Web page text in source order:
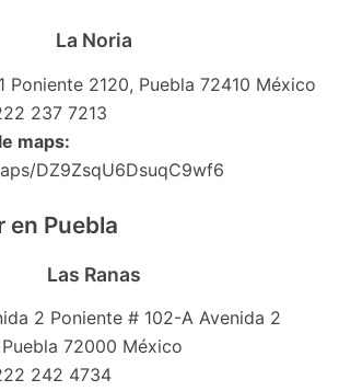
La Noria
Poniente 2120, Puebla 72410 México
237 7213
maps:
DZ9ZsqU6DsuqC9wf6
en Puebla
Las Ranas
2 Poniente # 102-A Avenida 2
72000 México
242 4734